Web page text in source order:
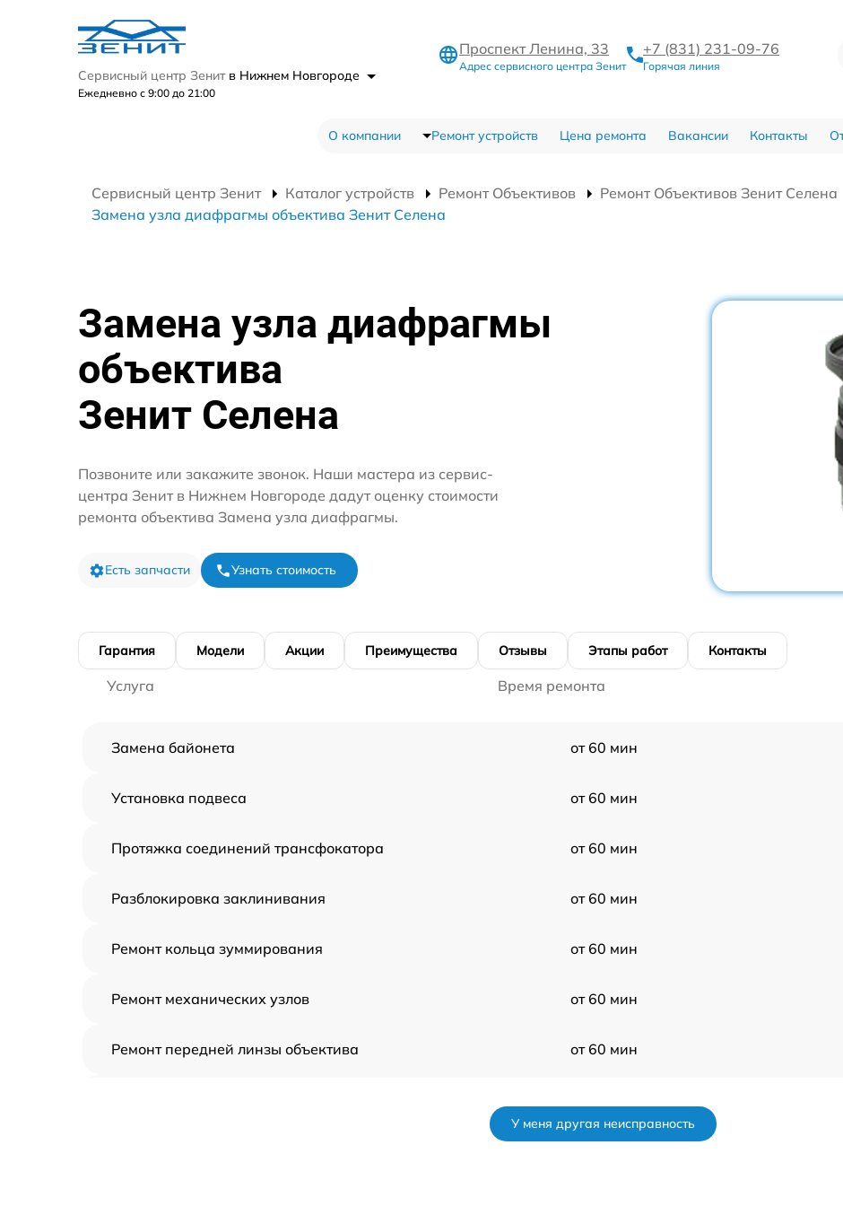
Сервисный центр Зенит в Нижнем Новгороде
Ежедневно с 9:00 до 21:00
Проспект Ленина, 33
Адрес сервисного центра Зенит
+7 (831) 231-09-76
Горячая линия
О компании Ремонт устройств Цена ремонта Вакансии Контакты
Сервисный центр Зенит Каталог устройств Ремонт Объективов
Ремонт Объективов Зенит Селена
Замена узла диафрагмы объектива Зенит Селена
Замена узла диафрагмы
объектива
Зенит Селена
Позвоните или закажите звонок. Наши мастера из сервис-
центра Зенит в Нижнем Новгороде дадут оценку стоимости
ремонта объектива Замена узла диафрагмы.
Есть запчасти Узнать стоимость
Гарантия Модели Акции Преимущества Отзывы Этапы работ Контакты
Услуга Время ремонта
Замена байонета от 60 мин
Установка подвеса от 60 мин
Протяжка соединений трансфокатора от 60 мин
Разблокировка заклинивания от 60 мин
Ремонт кольца зуммирования от 60 мин
Ремонт механических узлов от 60 мин
Ремонт передней линзы объектива от 60 мин
от 60 мин
У меня другая неисправность